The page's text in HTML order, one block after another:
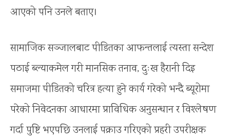
आएको पनि उनले बताए।
सामाजिक सञ्जालबाट पीडितका आफन्तलाई त्यस्ता सन्देश
पठाई ब्ल्याकमेल गरी मानसिक तनाव, दुःख हैरानी दिइ
समाजमा पीडितको चरित्र हत्या हुने कार्य गरेको भन्दै ब्यूरोमा
परेको निवेदनका आधारमा प्राविधिक अनुसन्धान र विश्लेषण
गर्दा पुष्टि भएपछि उनलाई पक्राउ गरिएको प्रहरी उपरीक्षक